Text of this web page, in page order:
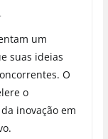
um
suas ideias
O
o
inovação em